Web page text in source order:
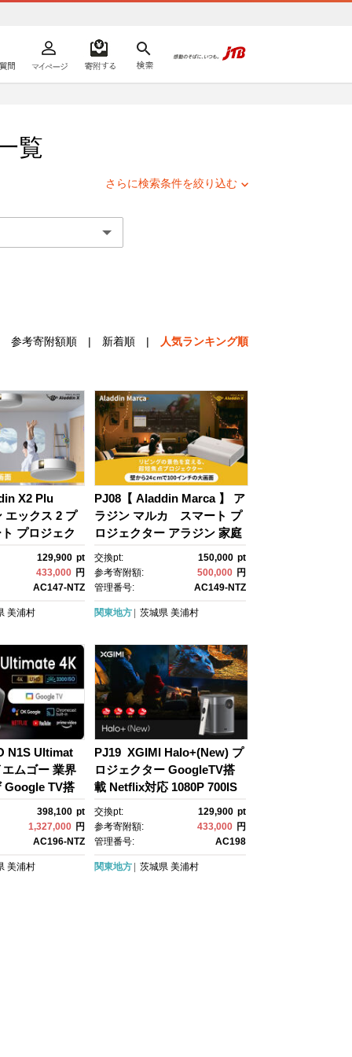
方へ
覧
さらに検索条件を絞り込む
参考寄附額順 | 新着順 | 人気ランキング順
X2 Plu
エックス 2 プ
プロジェク
Fi6対応 ア
ホームシアタ
ーカス機能 ホ
シーリング
129,900 pt
433,000 円
AC147-NTZ
美浦村
PJ08【 Aladdin Marca 】 ア
ラジン マルカ スマート プ
ロジェクター アラジン 家庭
用 ホームシアター ホームエ
ンターテイメント 映画 LED
シーリングライト 自動台形
交換pt: 150,000 pt
参考寄附額:
500,000 円
管理番号:
AC149-NTZ
関東地方 茨城県 美浦村
N1S Ultimat
ムゴー 業界
Google TV搭
398,100 pt
1,327,000 円
AC196-NTZ
美浦村
PJ19 XGIMI Halo+(New) プ
ロジェクター GoogleTV搭
載 Netflix対応 1080P 700IS
O ルーメン プロジェクタ
ー 小型 家庭用【ISA技術 /40
~200 インチ投影可能 /内蔵
オートフォーカスなど】
交換pt: 129,900 pt
参考寄附額:
433,000 円
管理番号:
AC198
関東地方 茨城県 美浦村